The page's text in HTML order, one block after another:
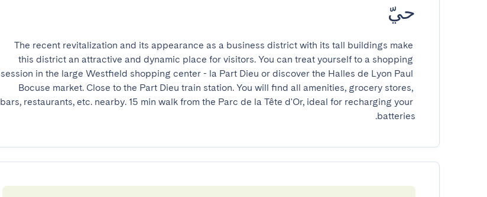
حيّ
The recent revitalization and its appearance as a business district with its tall buildings make
this district an attractive and dynamic place for visitors. You can treat yourself to a shopping
session in the large Westfield shopping center - la Part Dieu or discover the Halles de Lyon Paul
Bocuse market. Close to the Part Dieu train station. You will find all amenities, grocery stores,
bars, restaurants, etc. nearby. 15 min walk from the Parc de la Tête d'Or, ideal for recharging your
batteries.